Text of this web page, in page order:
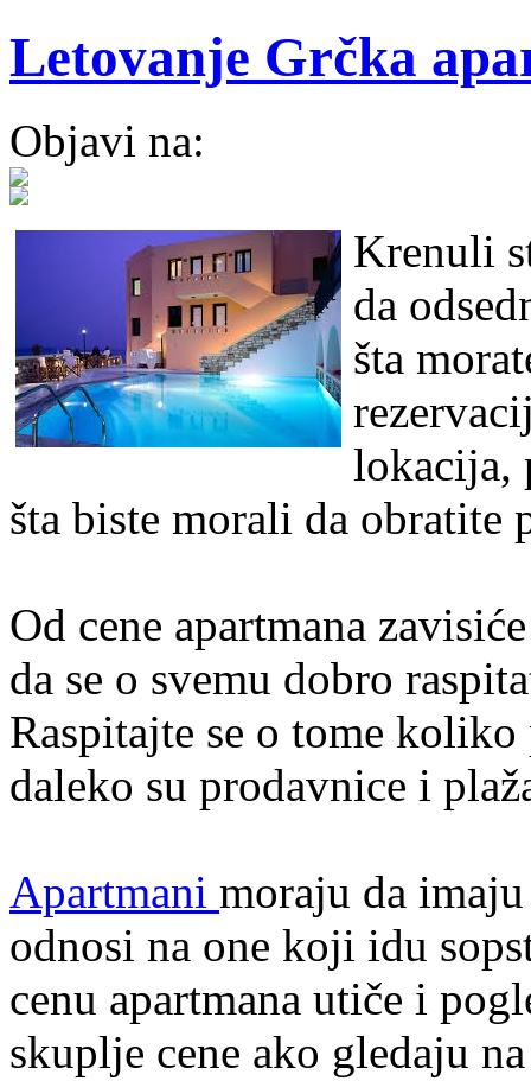
Letovanje Grčka
Objavi na:
Krenuli
da
šta
lokacija,
šta biste morali da obratite
Od cene apartmana
da se o svemu dobro
Raspitajte se o tome
daleko su prodavnice i
Apartmani moraju da
odnosi na one koji idu
cenu apartmana utiče i
skuplje cene ako gledaju